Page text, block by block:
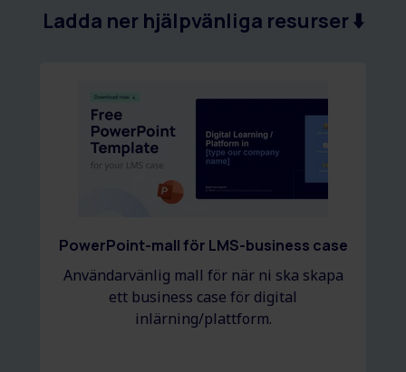
Ladda ner hjälpvänliga resurser ⬇️
PowerPoint-mall för LMS-business case
Användarvänlig mall för när ni ska skapa
ett business case för digital
inlärning/plattform.